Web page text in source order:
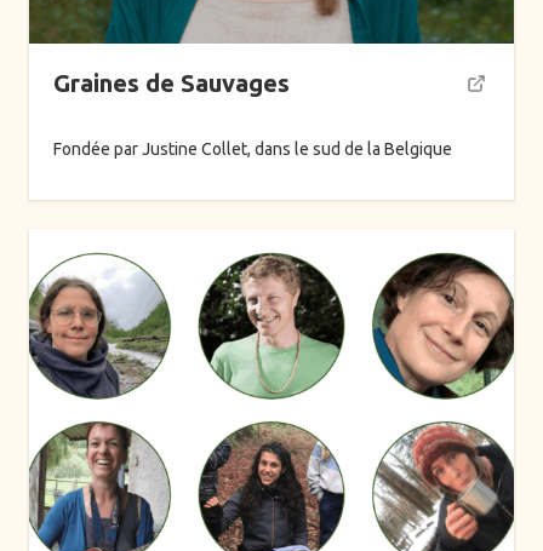
Graines de Sauvages
Fondée par Justine Collet, dans le sud de la Belgique